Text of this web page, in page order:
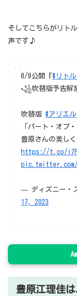
そしてこちらがリト
声です♪
6/9公開『#リト
꧁吹替版予告
吹替版#アリエル
「パート・オブ
豊原さんの美し
https://t.co/
pic.twitter.com/
— ディズニー・
17, 2023
豊原江理佳